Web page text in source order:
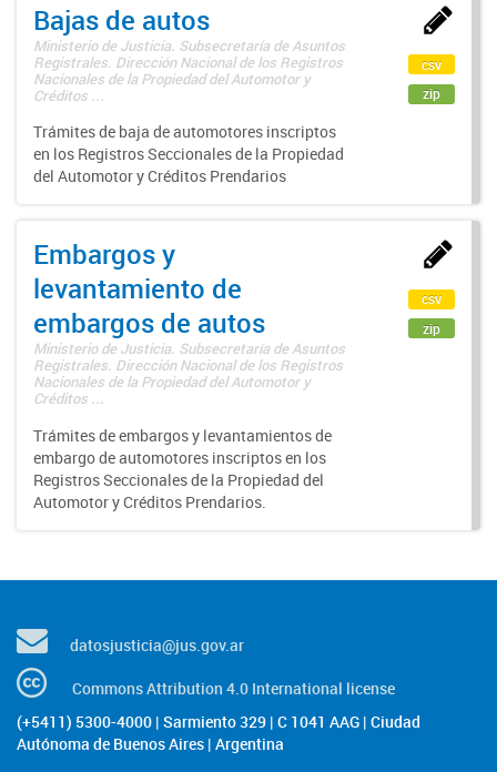
Bajas de autos
Ministerio de Justicia. Subsecretaría de Asuntos
Registrales. Dirección Nacional de los Registros
Nacionales de la Propiedad del Automotor y
Créditos ...
Trámites de baja de automotores inscriptos
en los Registros Seccionales de la Propiedad
del Automotor y Créditos Prendarios
csv
zip
Embargos y
levantamiento de
embargos de autos
Ministerio de Justicia. Subsecretaría de Asuntos
Registrales. Dirección Nacional de los Registros
Nacionales de la Propiedad del Automotor y
Créditos ...
Trámites de embargos y levantamientos de
embargo de automotores inscriptos en los
Registros Seccionales de la Propiedad del
Automotor y Créditos Prendarios.
csv
zip
datosjusticia@jus.gov.ar
Commons Attribution 4.0 International license
(+5411) 5300-4000 | Sarmiento 329 | C 1041 AAG | Ciudad
Autónoma de Buenos Aires | Argentina